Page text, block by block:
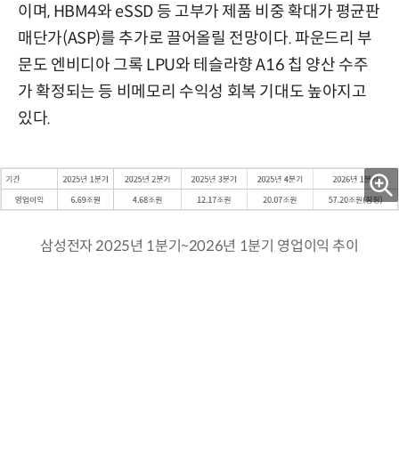
이며, HBM4와 eSSD 등 고부가 제품 비중 확대가 평균판
매단가(ASP)를 추가로 끌어올릴 전망이다. 파운드리 부
문도 엔비디아 그록 LPU와 테슬라향 A16 칩 양산 수주
가 확정되는 등 비메모리 수익성 회복 기대도 높아지고
있다.
삼성전자 2025년 1분기~2026년 1분기 영업이익 추이